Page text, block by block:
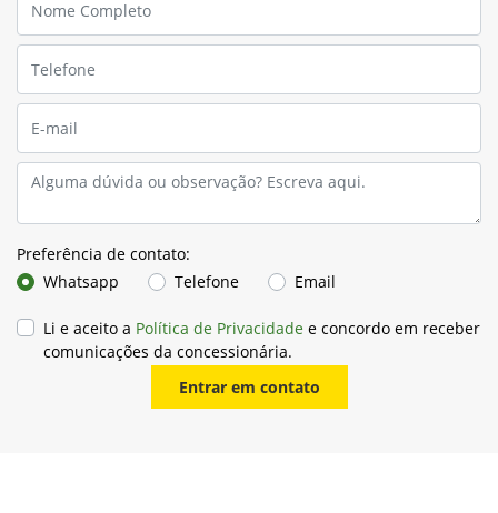
Clique e saiba mais
Para solicitar mais informações, por favor, preencha o